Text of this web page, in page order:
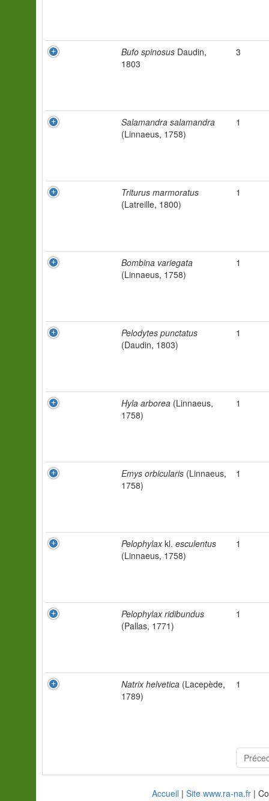
Bufo spinosus Daudin,
1803
3
Salamandra salamandra
(Linnaeus, 1758)
1
Triturus marmoratus
(Latreille, 1800)
1
Bombina variegata
(Linnaeus, 1758)
1
Pelodytes punctatus
(Daudin, 1803)
1
Hyla arborea (Linnaeus,
1758)
1
Emys orbicularis (Linnaeus,
1758)
1
Pelophylaxkl. esculentus
(Linnaeus, 1758)
1
Pelophylax ridibundus
(Pallas, 1771)
1
Natrix helvetica (Lacepède,
1789)
1
Accueil | Site www.ra-na.fr |